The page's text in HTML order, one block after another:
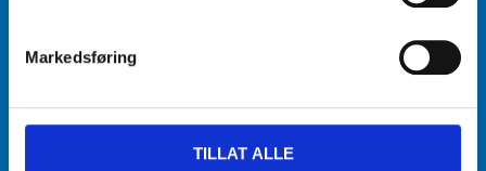
Markedsføring
TILLAT ALLE
Kundesenter